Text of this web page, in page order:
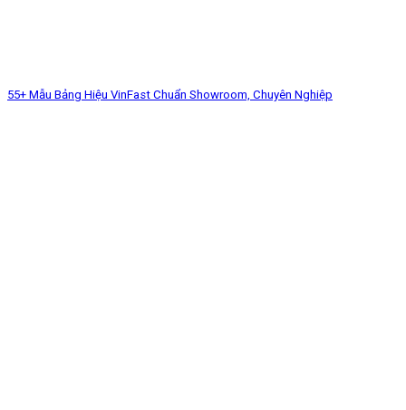
55+ Mẫu Bảng Hiệu VinFast Chuẩn Showroom, Chuyên Nghiệp